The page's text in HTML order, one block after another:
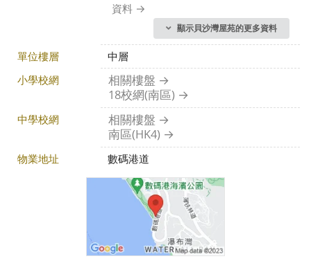
資料
顯示貝沙灣屋苑的更多資料
單位樓層
中層
小學校網
相關樓盤
18校網(南區)
中學校網
相關樓盤
南區(HK4)
物業地址 數碼港道